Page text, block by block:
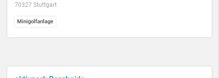
70327 Stuttgart
Minigolfanlage